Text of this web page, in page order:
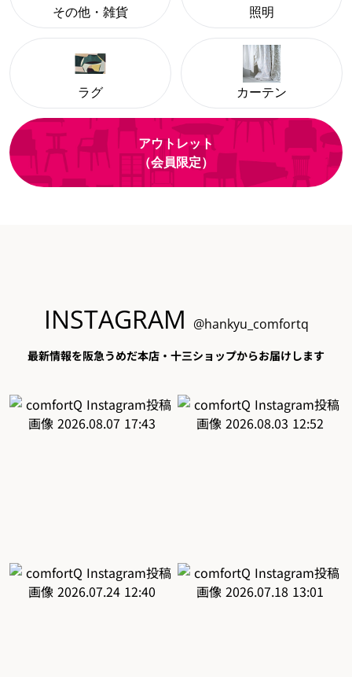
その他・雑貨 照明
ラグ カーテン
アウトレット
（会員限定）
INSTAGRAM @hankyu_comfortq
最新情報を阪急うめだ本店・十三ショップからお届けします